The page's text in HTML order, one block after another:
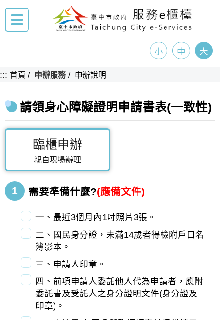
小 中 大
::: 首頁 申辦服務 申辦說明
請領身心障礙證明申請書表(一致性)
臨櫃申辦
親自現場辦理
1 需要準備什麼?(應備文件)
一、最近3個月內1吋照片3張。
二、國民身分證，未滿14歲者得檢附戶口名
簿影本。
三、申請人印章。
四、前項申請人委託他人代為申請者，應附
委託書及受託人之身分證明文件(身分證及
印章)。